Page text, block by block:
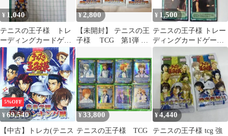
¥ 1,040
テニスの王子様 トレ
ーディングカードゲー
ム「校内ランキング
戦」編 14枚セット
¥2,800
【未開封】 テニスの王
子様 TCG 第1弾 青
戦 3パック
¥ 1,500
テニスの王子様 トレー
ディングカードゲーム
トレカ TCG 最強メンバ
ー 青学
5%OFF
¥69,540
【中古】トレカ(テニス
¥33,800
テニスの王子様 TCG
¥4,440
テニスの王子様 tcg 強